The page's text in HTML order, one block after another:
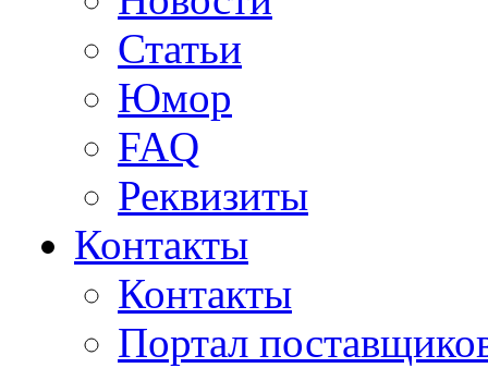
Статьи
Юмор
FAQ
Реквизиты
Контакты
Контакты
Портал